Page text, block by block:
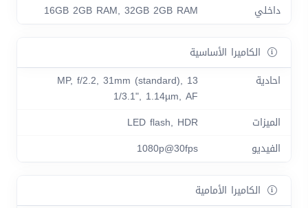
داخلي
16GB 2GB RAM, 32GB 2GB RAM
الكاميرا الأساسية
احادية
13 MP, f/2.2, 31mm (standard),
1/3.1", 1.14µm, AF
الميزات
LED flash, HDR
الفيديو
1080p@30fps
الكاميرا الأمامية